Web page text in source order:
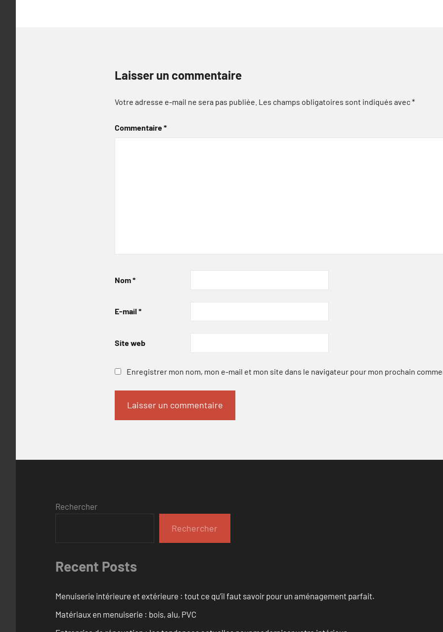
Laisser un commentaire
Votre adresse e-mail ne sera pas publiée. Les champs obligatoires sont indiqués avec*
Commentaire*
Nom*
E-mail *
Site web
Enregistrer mon nom, mon e-mail et mon site dans le navigateur pour mon prochain
Rechercher
Rechercher
Recent Posts
Menuiserie intérieure et extérieure : tout ce qu’il faut savoir pour un aménagement parfait.
Matériaux en menuiserie : bois, alu, PVC